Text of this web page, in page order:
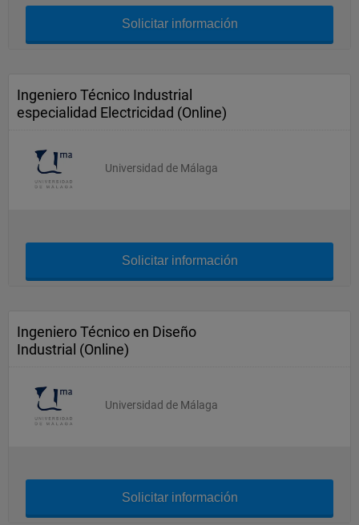
Solicitar información
Ingeniero Técnico Industrial
especialidad Electricidad (Online)
Universidad de Málaga
Solicitar información
Ingeniero Técnico en Diseño
Industrial (Online)
Universidad de Málaga
Solicitar información